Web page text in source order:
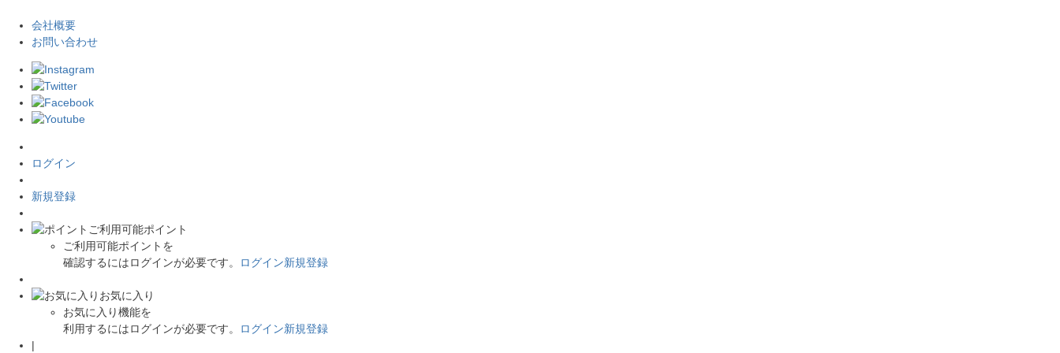
会社概要
お問い合わせ
ログイン
新規登録
ご利用可能ポイント
ご利用可能ポイントを
確認するにはログインが必要です。
ログイン新規登録
お気に入り
お気に入り機能を
利用するにはログインが必要です。
ログイン新規登録
|